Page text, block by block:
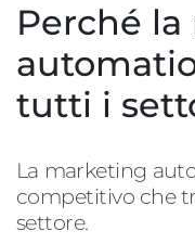
Perché
tutti i
La marketing
competitivo che
settore.